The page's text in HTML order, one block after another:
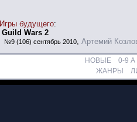
Игры будущего:
Guild Wars 2
№9 (106) сентябрь 2010, Артемий
НОВЫЕ 0-9 A
ЖАНРЫ